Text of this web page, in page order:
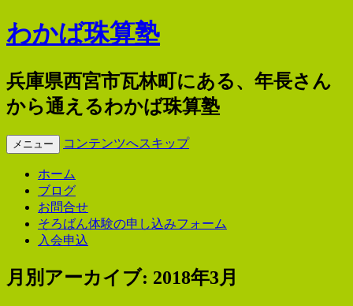
わかば珠算塾
兵庫県西宮市瓦林町にある、年長さん
から通えるわかば珠算塾
メニュー コンテンツへスキップ
ホーム
ブログ
お問合せ
そろばん体験の申し込みフォーム
入会申込
月別アーカイブ: 2018年3月